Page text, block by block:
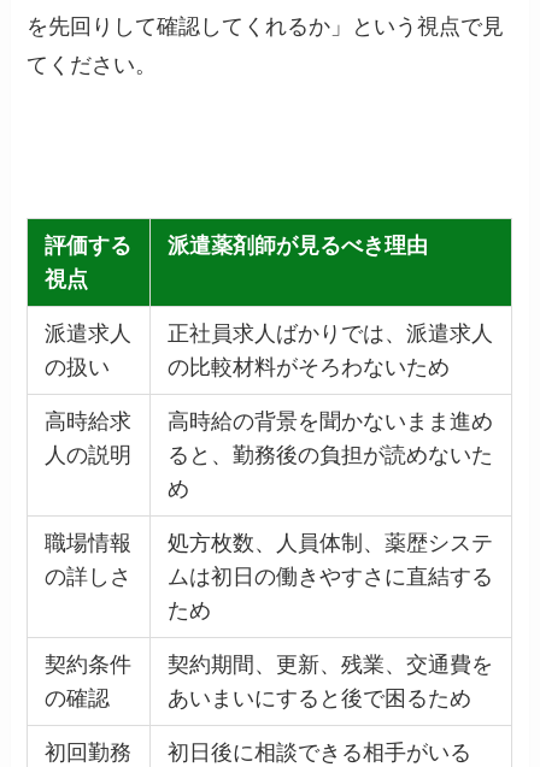
を先回りして確認してくれるか」という視点で見
てください。
評価する
視点
派遣薬剤師が見るべき理由
派遣求人
の扱い
正社員求人ばかりでは、派遣求人
の比較材料がそろわないため
高時給求
人の説明
高時給の背景を聞かないまま進め
ると、勤務後の負担が読めないた
め
職場情報
の詳しさ
処方枚数、人員体制、薬歴システ
ムは初日の働きやすさに直結する
ため
契約条件
の確認
契約期間、更新、残業、交通費を
あいまいにすると後で困るため
初回勤務
初日後に相談できる相手がいる